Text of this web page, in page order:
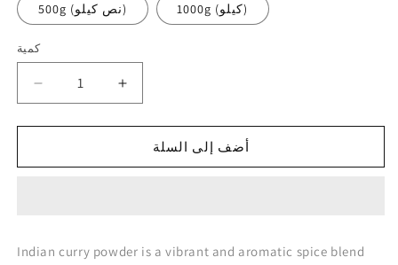
500g (نص كيلو) 1000g (كيلو)
كمية
كمية
لـ
Curry
زيادة
لـ
Indian
Curry
أضف إلى السلة
Indian curry powder is a vibrant and aromatic spice blend